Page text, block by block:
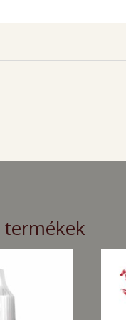
termékek